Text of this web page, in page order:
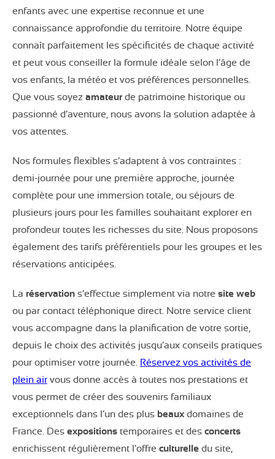
enfants avec une expertise reconnue et une
connaissance approfondie du territoire. Notre équipe
connaît parfaitement les spécificités de chaque activité
et peut vous conseiller la formule idéale selon l’âge de
vos enfants, la météo et vos préférences personnelles.
Que vous soyez amateurde patrimoine historique ou
passionné d’aventure, nous avons la solution adaptée à
vos attentes.
Nos formules flexibles s’adaptent à vos contraintes :
demi-journée pour une première approche, journée
complète pour une immersion totale, ou séjours de
plusieurs jours pour les familles souhaitant explorer en
profondeur toutes les richesses du site. Nous proposons
également des tarifs préférentiels pour les groupes et les
réservations anticipées.
La réservation s’effectue simplement via notre site web
ou par contact téléphonique direct. Notre service client
vous accompagne dans la planification de votre sortie,
depuis le choix des activités jusqu’aux conseils pratiques
pour optimiser votre journée. Réservez vos activités de
plein air vous donne accès à toutes nos prestations et
vous permet de créer des souvenirs familiaux
exceptionnels dans l’un des plus beaux domaines de
France. Des expositions temporaires et des concerts
enrichissent régulièrement l’offre culturelle du site,